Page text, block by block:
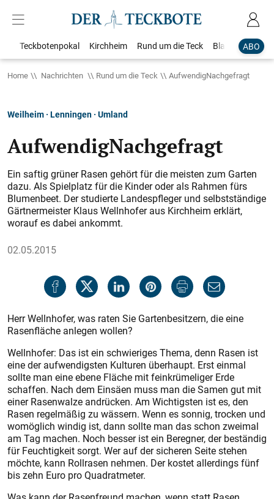
ABO
Teckbotenpokal Kirchheim Rund um die Teck Blaulicht
Home Nachrichten Rund um die Teck AufwendigNachgefragt
Weilheim · Lenningen · Umland
AufwendigNachgefragt
Ein saftig grüner Rasen gehört für die meisten zum Garten
dazu. Als Spielplatz für die Kinder oder als Rahmen fürs
Blumenbeet. Der studierte Landespfleger und selbstständige
Gärtnermeister Klaus Welln­hofer aus Kirchheim erklärt,
worauf es dabei ankommt.
02.05.2015
Herr Wellnhofer, was raten Sie Gartenbesitzern, die eine
Rasenfläche anlegen wollen?
Wellnhofer: Das ist ein schwieriges Thema, denn Rasen ist
eine der aufwendigsten Kulturen überhaupt. Erst einmal
sollte man eine ebene Fläche mit feinkrümeliger Erde
schaffen. Nach dem Einsäen muss man die Samen gut mit
einer Rasenwalze andrücken. Am Wichtigsten ist es, den
Rasen regelmäßig zu wässern. Wenn es sonnig, trocken und
womöglich windig ist, dann sollte man das schon zweimal
am Tag machen. Noch besser ist ein Beregner, der beständig
für Feuchtigkeit sorgt. Wer auf der sicheren Seite stehen
möchte, kann Rollrasen nehmen. Der kostet allerdings fünf
bis zehn Euro pro Quadratmeter.